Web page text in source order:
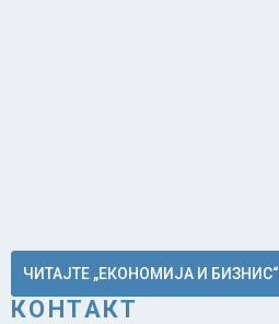
ЧИТАЈТЕ „ЕКОНОМИЈА И БИЗНИС“
КОНТАКТ